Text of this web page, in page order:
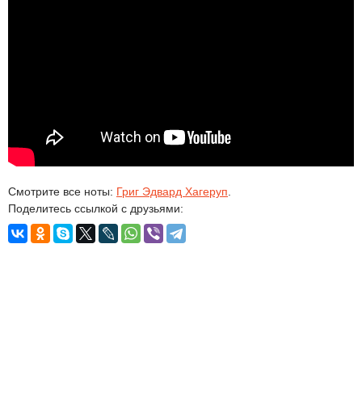
Смотрите все ноты: Григ Эдвард Хагеруп
Поделитесь ссылкой с друзьями: